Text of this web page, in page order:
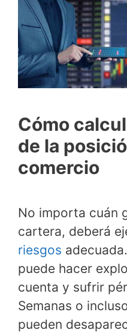
Cómo
de la
comercio
No importa cuán
cartera, deberá
riesgos
puede hacer
cuenta y sufrir
Semanas o
pueden